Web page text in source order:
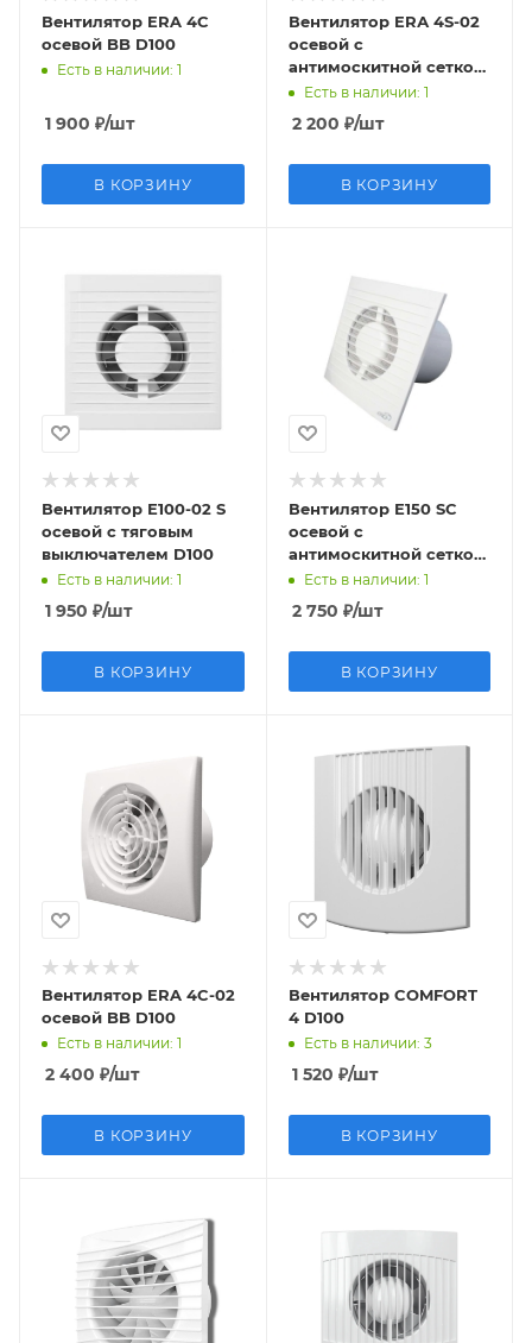
Вентилятор ERA 4C
осевой BB D100
Есть в наличии: 1
1 900 ₽/шт
В КОРЗИНУ
Вентилятор ERА 4S-02
осевой с
антимоскитной сеткой
шнур тяг выкл D100
Есть в наличии: 1
2 200 ₽/шт
В КОРЗИНУ
Вентилятор Е100-02 S
осевой с тяговым
выключателем D100
Есть в наличии: 1
1 950 ₽/шт
В КОРЗИНУ
Вентилятор Е150 SС
осевой с
антимоскитной сеткой
D150
Есть в наличии: 1
2 750 ₽/шт
В КОРЗИНУ
Вентилятор ERA 4C-02
осевой BB D100
Есть в наличии: 1
2 400 ₽/шт
В КОРЗИНУ
Вентилятор COMFORT
4 D100
Есть в наличии: 3
1 520 ₽/шт
В КОРЗИНУ